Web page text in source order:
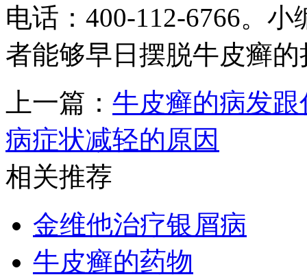
电话：400-112-6766。
者能够早日摆脱牛皮癣
上一篇： 牛皮癣的病发
病症状减轻的原因
相关推荐
金维他治疗银屑病
牛皮癣的药物